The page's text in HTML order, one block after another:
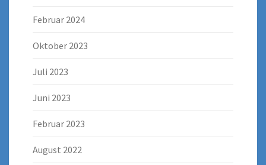
Februar 2024
Oktober 2023
Juli 2023
Juni 2023
Februar 2023
August 2022